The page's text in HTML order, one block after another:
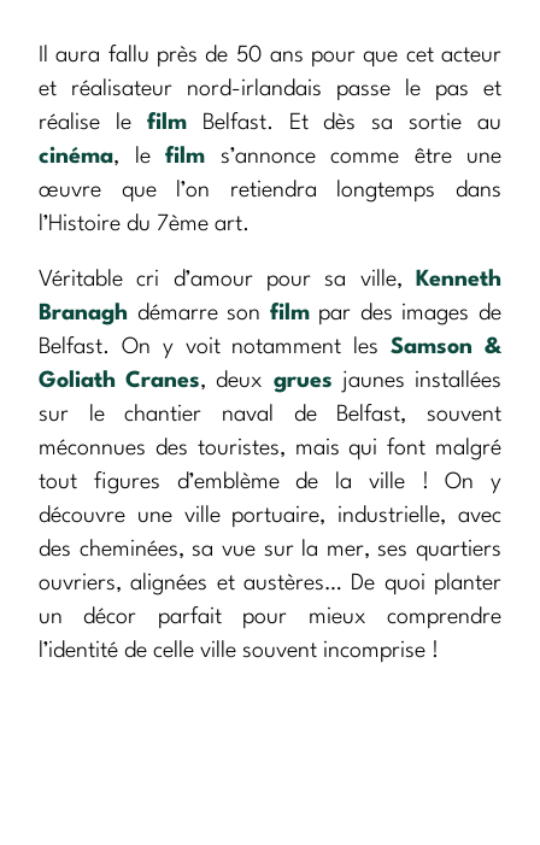
Il aura fallu près de 50 ans pour que cet acteur
et réalisateur nord-irlandais passe le pas et
réalise le filmBelfast. Et dès sa sortie au
cinéma, le film s’annonce comme être une
œuvre que l’on retiendra longtemps dans
l’Histoire du 7ème art.
Véritable cri d’amour pour sa ville,
Kenneth
Branagh démarre son filmpar des images de
Belfast. On y voit notamment lesSamson &
Goliath Cranes, deux grues jaunes installées
sur le chantier naval de Belfast, souvent
méconnues des touristes, mais qui font malgré
tout figures d’emblème de la ville ! On y
découvre une ville portuaire, industrielle, avec
des cheminées, sa vue sur la mer, ses quartiers
ouvriers, alignées et austères… De quoi planter
un décor parfait pour mieux comprendre
l’identité de celle ville souvent incomprise !